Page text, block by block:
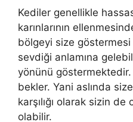
Kediler genellikle
karınlarının
bölgeyi size
sevdiği anlamına
yönünü
bekler. Yani aslında
karşılığı olarak sizin
olabilir.